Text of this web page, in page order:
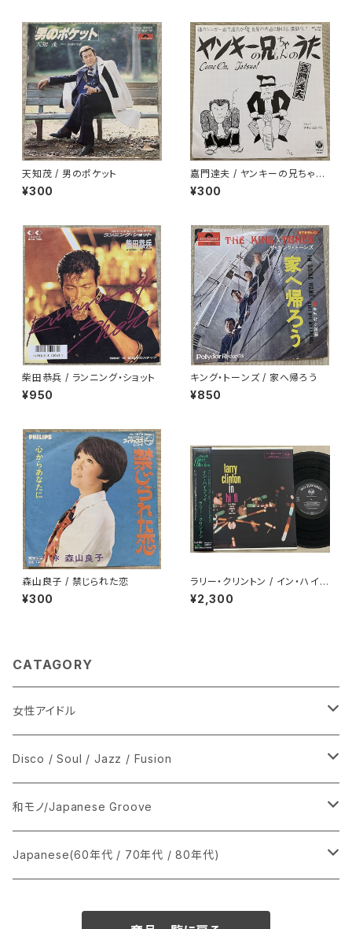
天知茂 / 男のポケット
¥300
嘉門達夫 / ヤンキーの兄ちゃん
のうた
¥300
柴田恭兵 / ランニング・ショット
¥950
キング・トーンズ / 家へ帰ろう
¥850
森山良子 / 禁じられた恋
¥300
ラリー・クリントン / イン・ハイフ
ァイ
¥2,300
CATAGORY
女性アイドル
シングル盤
あ行
か行
LP
CD
Disco / Soul / Jazz / Fusion
シングル盤
A
12インチ・シングル
和モノ/Japanese Groove
シングル盤
Japanese(60年代 / 70年代 / 80年代)